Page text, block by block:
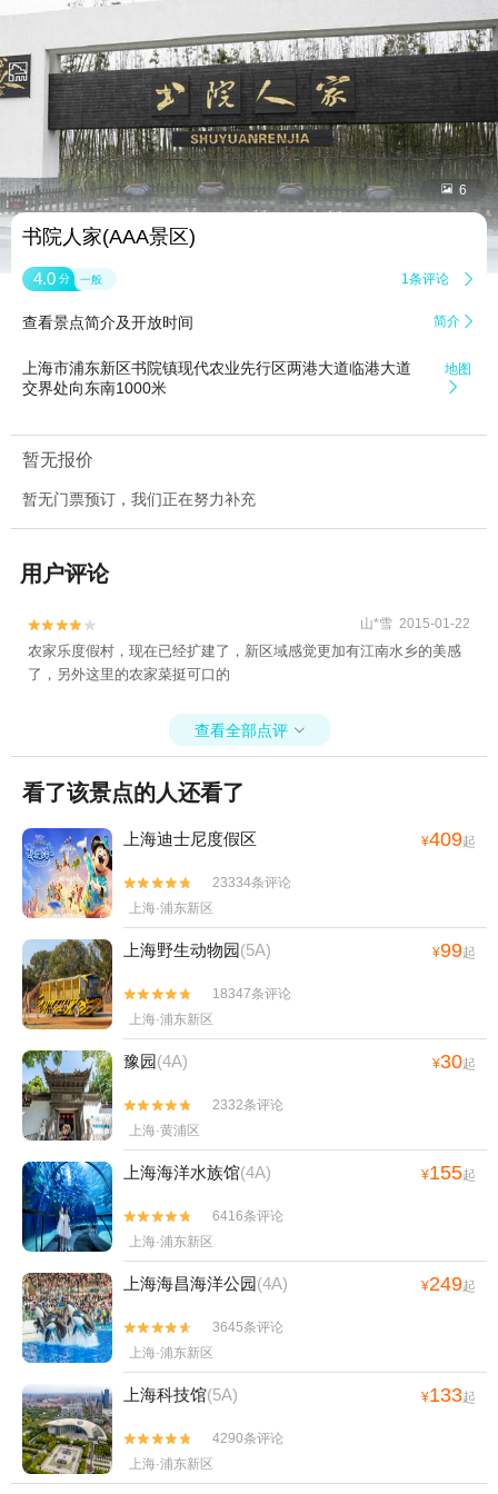
 6
书院人家(AAA景区)
4.0 分 一般 1条评论 
查看景点简介及开放时间 简介 
上海市浦东新区书院镇现代农业先行区两港大道临港大道
交界处向东南1000米
地图

暂无报价
暂无门票预订，我们正在努力补充
用户评论

 山*雪 2015-01-22
农家乐度假村，现在已经扩建了，新区域感觉更加有江南水乡的美感
了，另外这里的农家菜挺可口的
查看全部点评 
看了该景点的人还看了
上海迪士尼度假区 ¥409起


23334条评论
上海·浦东新区
上海野生动物园(5A) ¥99起


18347条评论
上海·浦东新区
豫园(4A) ¥30起


2332条评论
上海·黄浦区
上海海洋水族馆(4A) ¥155起


6416条评论
上海·浦东新区
上海海昌海洋公园(4A) ¥249起


3645条评论
上海·浦东新区
上海科技馆(5A) ¥133起


4290条评论
上海·浦东新区